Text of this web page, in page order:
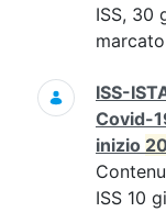
ISS, 30
ISS-
Covid-
inizio
ISS 10